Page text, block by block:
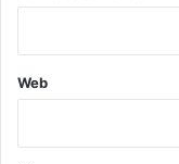
Web